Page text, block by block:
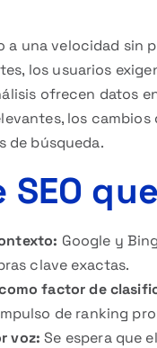
a una velocidad sin
los usuarios
ofrecen datos
los
de búsqueda.
SEO
Google y
clave exactas.
como factor de
de ranking
voz: Se espera que